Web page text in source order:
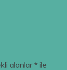
alanlar* ile